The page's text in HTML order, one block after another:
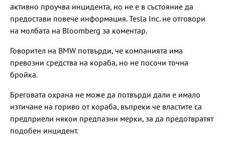
активно проучва инцидента, но не е в състояние да
предостави повече информация. Tesla Inc. не отговори
на молбата на Bloomberg за коментар.
Говорител на BMW потвърди, че компанията има
превозни средства на кораба, но не посочи точна
бройка.
Бреговата охрана не може да потвърди дали е имало
изтичане на гориво от кораба, въпреки че властите са
предприели някои предпазни мерки, за да предотвратят
подобен инцидент.